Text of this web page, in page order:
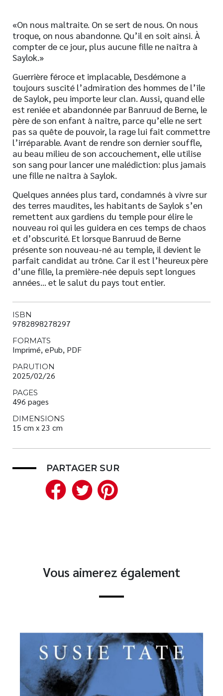
«On nous maltraite. On se sert de nous. On nous
troque, on nous abandonne. Qu’il en soit ainsi. À
compter de ce jour, plus aucune fille ne naîtra à
Saylok.»
Guerrière féroce et implacable, Desdémone a
toujours suscité l’admiration des hommes de l’île
de Saylok, peu importe leur clan. Aussi, quand elle
est reniée et abandonnée par Banruud de Berne, le
père de son enfant à naître, parce qu’elle ne sert
pas sa quête de pouvoir, la rage lui fait commettre
l’irréparable. Avant de rendre son dernier souffle,
au beau milieu de son accouchement, elle utilise
son sang pour lancer une malédiction: plus jamais
une fille ne naîtra à Saylok.
Quelques années plus tard, condamnés à vivre sur
des terres maudites, les habitants de Saylok s’en
remettent aux gardiens du temple pour élire le
nouveau roi qui les guidera en ces temps de chaos
et d’obscurité. Et lorsque Banruud de Berne
présente son nouveau-né au temple, il devient le
parfait candidat au trône. Car il est l’heureux père
d’une fille, la première-née depuis sept longues
années… et le salut du pays tout entier.
ISBN
9782898278297
FORMATS
Imprimé, ePub, PDF
PARUTION
2025/02/26
PAGES
496 pages
DIMENSIONS
15 cm x 23 cm
PARTAGER SUR
Facebook
Twitter
Vous aimerez également